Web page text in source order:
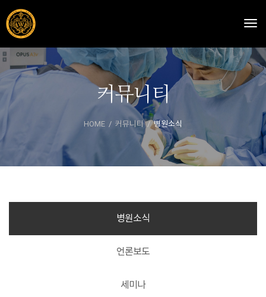
커뮤니티
HOME 커뮤니티 병원소식
병원소식
언론보도
세미나